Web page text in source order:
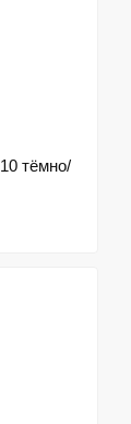
тёмно/